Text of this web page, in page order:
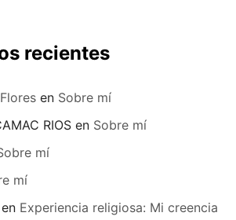
recientes
en Sobre mí
RIOS en Sobre mí
mí
mí
en Experiencia religiosa: Mi creencia